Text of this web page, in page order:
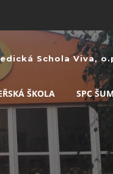
Schola Viva,
ŠKOLA SPC